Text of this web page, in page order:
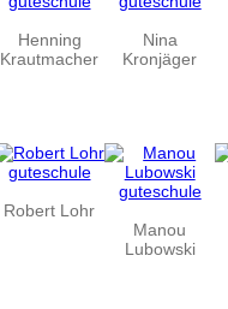
Henning
Krautmacher
Nina
Kronjäger
Robert Lohr
Manou
Lubowski